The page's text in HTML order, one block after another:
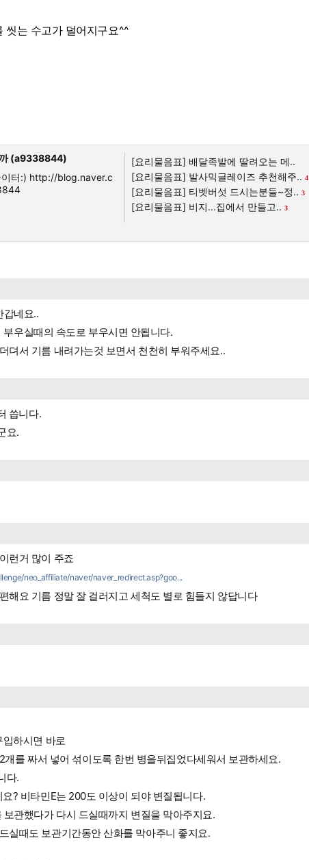
씻는 수고가 덜어지구요^^
(a9338844)
이터:) http://blog.naver.c
[요리물음표] 배달족발에 딸려오는 메..
[요리물음표] 발사믹글레이즈 추천해주.. 4
[요리물음표] 티벳버섯 드시는분들~정.. 3
[요리물음표] 비지...집에서 만들고.. 3
갑네요..
우실때의 속도로 부우시면 안됩니다.
뎌서 기름 내려가는것 보면서 천천히 부워주세요..
씁니다.
요.
런거 많이 주죠
neo_affiliate/naver/naver_redirect.asp?goo...
해요 기름 정말 잘 걸러지고 세척도 별로 힘들지 않답니다
하시면 바로
개를 짜서 넣어 섞이도록 한번 병을뒤집었다세워서 보관하세요.
다.
? 비타민E는 200도 이상이 되야 변질됩니다.
관했다가 다시 드실때까지 변질을 막아주지요.
실때도 보관기간동안 산화를 막아주니 좋지요.